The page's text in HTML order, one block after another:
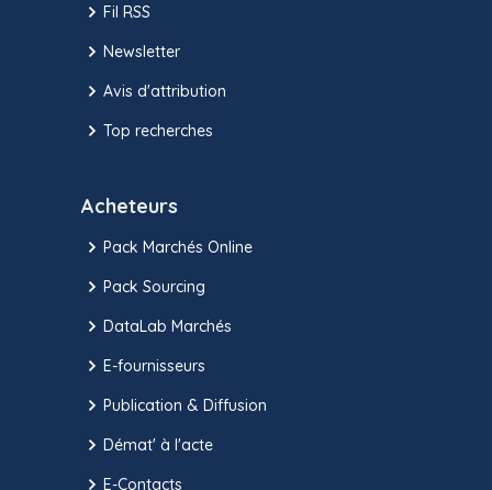
Fil RSS
Newsletter
Avis d'attribution
Top recherches
Acheteurs
Pack Marchés Online
Pack Sourcing
DataLab Marchés
E-fournisseurs
Publication & Diffusion
Démat' à l'acte
E-Contacts